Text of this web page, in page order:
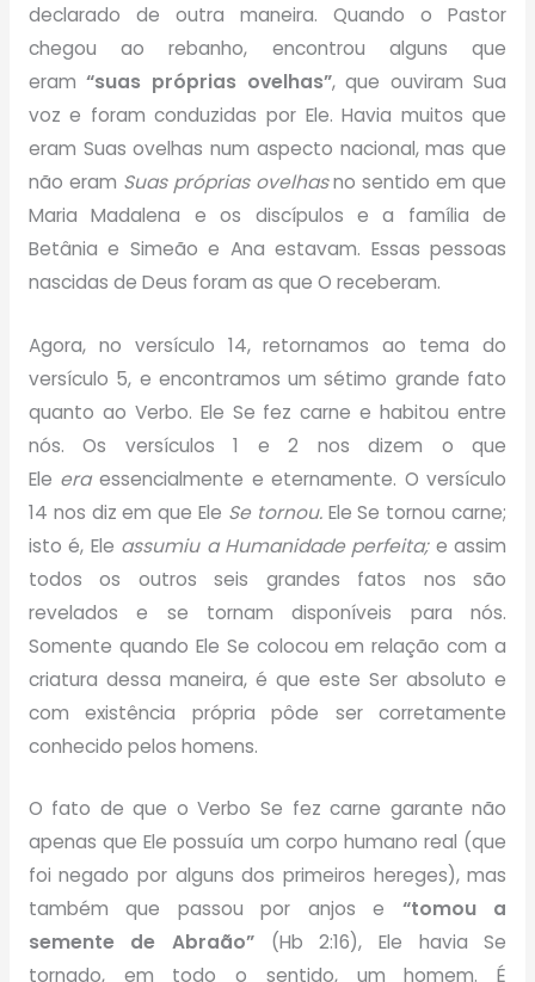
declarado de outra maneira. Quando o Pastor
chegou ao rebanho, encontrou alguns que
eram“suas próprias ovelhas”, que ouviram Sua
voz e foram conduzidas por Ele. Havia muitos que
eram Suas ovelhas num aspecto nacional, mas que
não eram Suas próprias ovelhasno sentido em que
Maria Madalena e os discípulos e a família de
Betânia e Simeão e Ana estavam. Essas pessoas
nascidas de Deus foram as que O receberam.
Agora, no versículo 14, retornamos ao tema do
versículo 5, e encontramos um sétimo grande fato
quanto ao Verbo. Ele Se fez carne e habitou entre
nós. Os versículos 1 e 2 nos dizem o que
Ele eraessencialmente e eternamente. O versículo
14 nos diz em que Ele Se tornou.Ele Se tornou carne;
isto é, Ele assumiu a Humanidade perfeita;e assim
todos os outros seis grandes fatos nos são
revelados e se tornam disponíveis para nós.
Somente quando Ele Se colocou em relação com a
criatura dessa maneira, é que este Ser absoluto e
com existência própria pôde ser corretamente
conhecido pelos homens.
O fato de que o Verbo Se fez carne garante não
apenas que Ele possuía um corpo humano real (que
foi negado por alguns dos primeiros hereges), mas
também que passou por anjos e “tomou a
semente de Abraão” (Hb 2:16), Ele havia Se
tornado, em todo o sentido, um homem. É